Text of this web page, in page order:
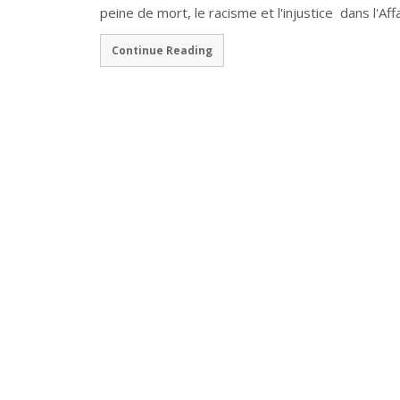
peine de mort, le racisme et l'injustice dans
Continue Reading